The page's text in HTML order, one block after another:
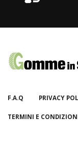
F.A.Q PRIVACY
TERMINI E